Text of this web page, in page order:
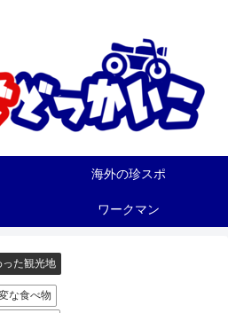
海外の珍スポ
ワークマン
た観光地
な食べ物